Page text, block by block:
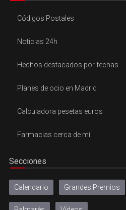
Códigos Postales
Noticias 24h
Hechos destacados por fechas
Planes de ocio en Madrid
Calculadora pesetas euros
Farmacias cerca de mí
Secciones
Calendario Grandes Premios